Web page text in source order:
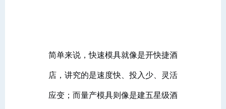
简单来说，快速模具就像是开快捷酒
店，讲究的是速度快、投入少、灵活
应变；而量产模具则像是建五星级酒